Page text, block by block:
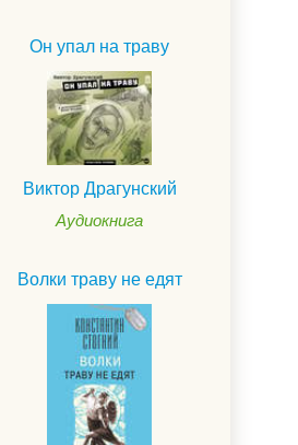
Он упал на траву
Виктор Драгунский
Аудиокнига
Волки траву не едят